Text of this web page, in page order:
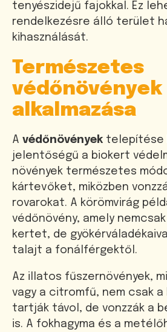
tenyészidejű fajokkal. Ez
rendelkezésre álló terület
kihasználását.
Természetes
védőnövények
alkalmazása
A védőnövények telepítése
jelentőségű a biokert
növények természetes
kártevőket, miközben
rovarokat. A körömvirág
védőnövény, amely
kertet, de
talajt a fonálférgektől.
Az illatos fűszernövények,
vagy a citromfű, nem csak
tartják távol, de vonzzák a
is. A fokhagyma és a